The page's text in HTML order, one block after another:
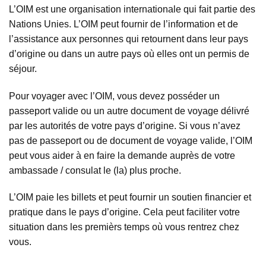
L’OIM est une organisation internationale qui fait partie des
Nations Unies. L’OIM peut fournir de l’information et de
l’assistance aux personnes qui retournent dans leur pays
d’origine ou dans un autre pays où elles ont un permis de
séjour.
Pour voyager avec l’OIM, vous devez posséder un
passeport valide ou un autre document de voyage délivré
par les autorités de votre pays d’origine. Si vous n’avez
pas de passeport ou de document de voyage valide, l’OIM
peut vous aider à en faire la demande auprès de votre
ambassade / consulat le (la) plus proche.
L’OIM paie les billets et peut fournir un soutien financier et
pratique dans le pays d’origine. Cela peut faciliter votre
situation dans les premièrs temps où vous rentrez chez
vous.